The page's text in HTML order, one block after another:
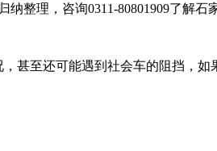
纳整理，咨询0311-80801909了
甚至还可能遇到社会车的阻挡，如